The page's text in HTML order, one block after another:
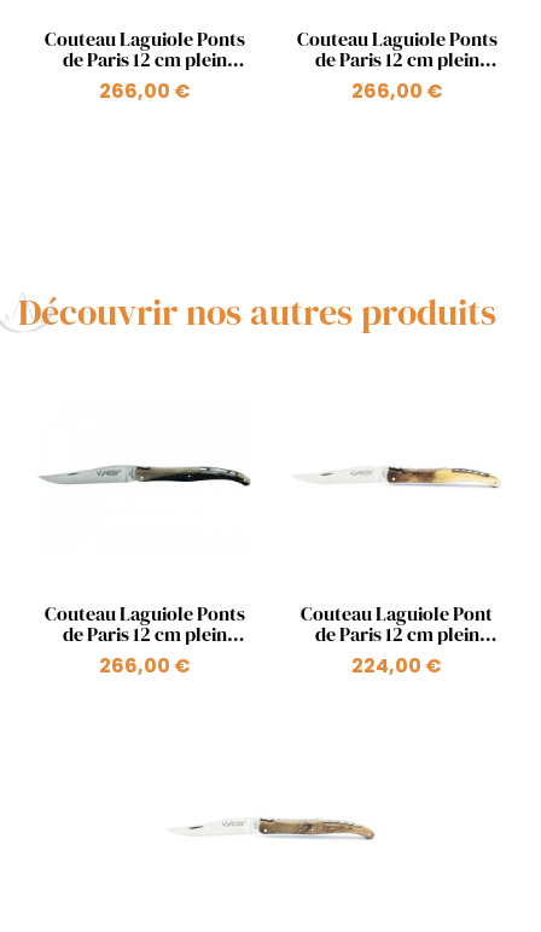
Aperçu rapide
Couteau Laguiole Ponts
de Paris 12 cm plein
manche en pointe de
corne ressort Pont des
266,00 €
Aperçu rapide
Couteau Laguiole Ponts
de Paris 12 cm plein
manche en pointe de
corne ressort Pont
266,00 €
Découvrir nos autres produits
Aperçu rapide
Couteau Laguiole Ponts
de Paris 12 cm plein
manche en pointe de
corne ressort Pont
266,00 €
Aperçu rapide
+1
Couteau Laguiole Pont
de Paris 12 cm plein
manche en bois ressort
Pont des Arts
224,00 €